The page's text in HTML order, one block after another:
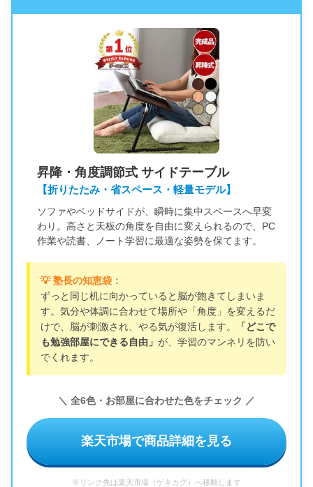
昇降・角度調節式 サイドテーブル
【折りたたみ・省スペース・軽量モデル】
ソファやベッドサイドが、瞬時に集中スペースへ早変
わり。高さと天板の角度を自由に変えられるので、PC
作業や読書、ノート学習に最適な姿勢を保てます。
💡 塾長の知恵袋：
ずっと同じ机に向かっていると脳が飽きてしまいま
す。気分や体調に合わせて場所や「角度」を変えるだ
けで、脳が刺激され、やる気が復活します。
「どこで
も勉強部屋にできる自由」 が、学習のマンネリを防い
でくれます。
＼ 全6色・お部屋に合わせた色をチェック ／
楽天市場で商品詳細を見る
※リンク先は楽天市場（ゲキカグ）へ移動します